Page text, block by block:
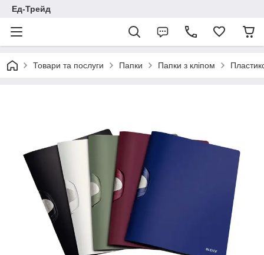
Ед-Трейд
Товари та послуги Папки Папки з кліпом